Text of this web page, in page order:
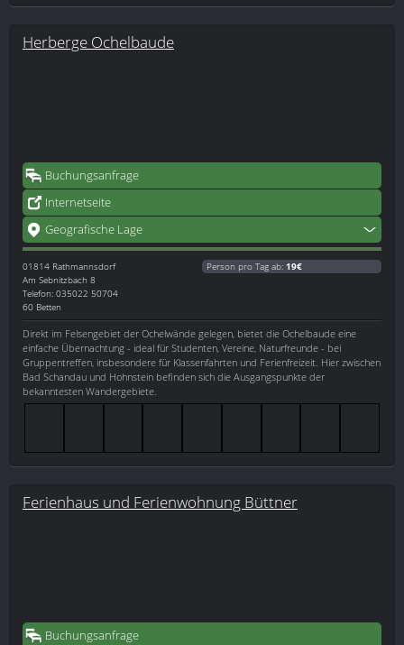
Herberge Ochelbaude
Buchungsanfrage
Internetseite
Geografische Lage
01814 Rathmannsdorf
Am Sebnitzbach 8
Telefon: 035022 50704
60 Betten
Person pro Tag ab: 19€
Direkt im Felsengebiet der Ochelwände gelegen, bietet die Ochelbaude eine
einfache Übernachtung - ideal für Studenten, Vereine, Naturfreunde - bei
Gruppentreffen, insbesondere für Klassenfahrten und Ferienfreizeit. Hier zwischen
Bad Schandau und Hohnstein befinden sich die Ausgangspunkte der
bekanntesten Wandergebiete.
Ferienhaus und Ferienwohnung Büttner
Buchungsanfrage